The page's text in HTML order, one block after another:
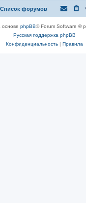
Список форумов
основе phpBB® Forum Software ©
Русская поддержка phpBB
Конфиденциальность| Правила